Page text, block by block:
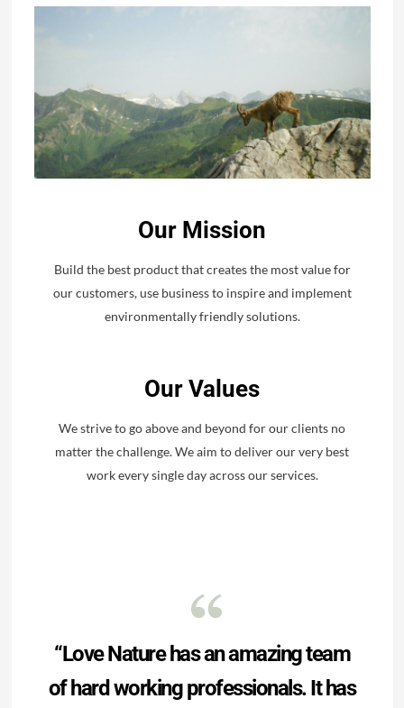
Our Mission
Build the best product that creates the most value for
our customers, use business to inspire and implement
environmentally friendly solutions.
Our Values
We strive to go above and beyond for our clients no
matter the challenge. We aim to deliver our very best
work every single day across our services.
“Love Nature has an amazing team
of hard working professionals. It has